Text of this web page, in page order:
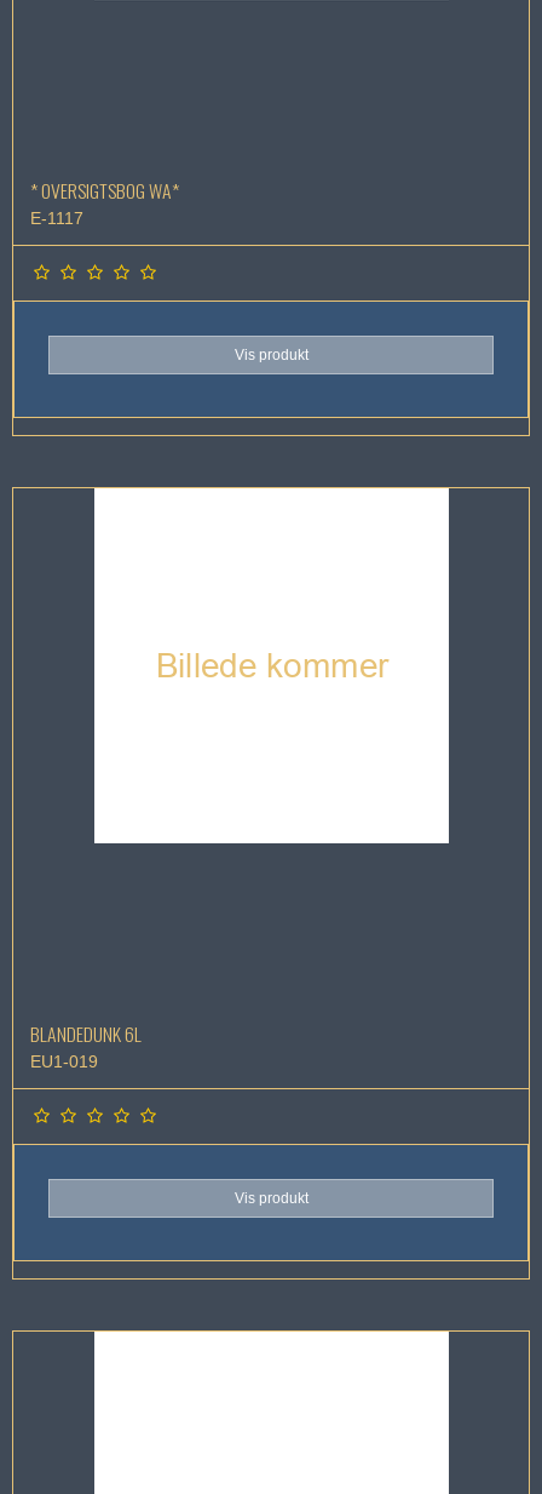
* OVERSIGTSBOG WA*
E-1117
Vis produkt
BLANDEDUNK 6L
EU1-019
Vis produkt